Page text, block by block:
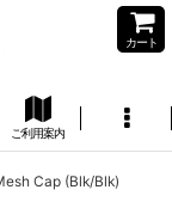
カート
ご利用案内
Cap (Blk/Blk)